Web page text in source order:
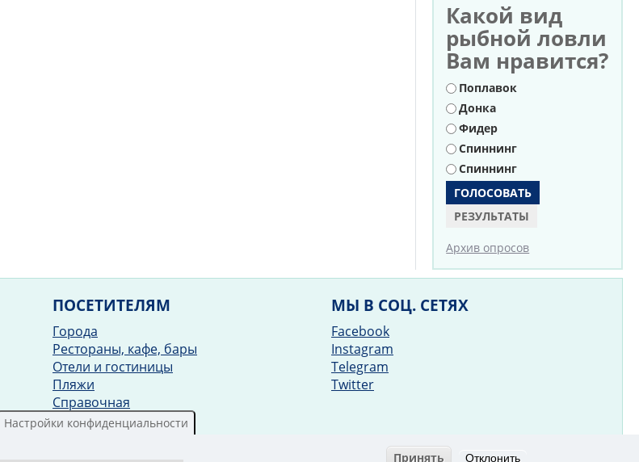
Какой вид
рыбной ловли
Вам нравится?
Варианты
Поплавок
Донка
Фидер
Спиннинг
Спиннинг
РЕЗУЛЬТАТЫ
Архив опросов
ПОСЕТИТЕЛЯМ
Города
Рестораны, кафе, бары
Отели и гостиницы
Пляжи
Справочная
Рецепты
МЫ В СОЦ. СЕТЯХ
Facebook
Instagram
Telegram
Twitter
Настройки конфиденциальности
Принять Отклонить